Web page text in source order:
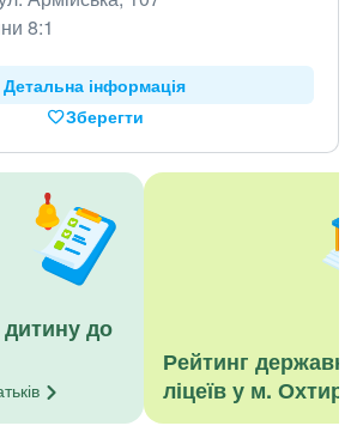
8:1
Детальна інформація
Зберегти
до
Рейтинг
ліцеїв у м.